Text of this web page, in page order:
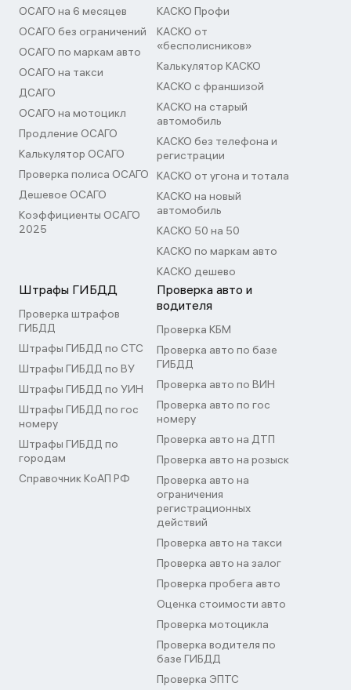
ОСАГО на 6 месяцев
ОСАГО без ограничений
ОСАГО по маркам авто
ОСАГО на такси
ДСАГО
ОСАГО на мотоцикл
Продление ОСАГО
Калькулятор ОСАГО
Проверка полиса ОСАГО
Дешевое ОСАГО
Коэффициенты ОСАГО
2025
КАСКО Профи
КАСКО от
«бесполисников»
Калькулятор КАСКО
КАСКО с франшизой
КАСКО на старый
автомобиль
КАСКО без телефона и
регистрации
КАСКО от угона и тотала
КАСКО на новый
автомобиль
КАСКО 50 на 50
КАСКО по маркам авто
КАСКО дешево
Штрафы ГИБДД
Проверка штрафов
ГИБДД
Штрафы ГИБДД по СТС
Штрафы ГИБДД по ВУ
Штрафы ГИБДД по УИН
Штрафы ГИБДД по гос
номеру
Штрафы ГИБДД по
городам
Справочник КоАП РФ
Проверка авто и
водителя
Проверка КБМ
Проверка авто по базе
ГИБДД
Проверка авто по ВИН
Проверка авто по гос
номеру
Проверка авто на ДТП
Проверка авто на розыск
Проверка авто на
ограничения
регистрационных
действий
Проверка авто на такси
Проверка авто на залог
Проверка пробега авто
Оценка стоимости авто
Проверка мотоцикла
Проверка водителя по
базе ГИБДД
Проверка ЭПТС